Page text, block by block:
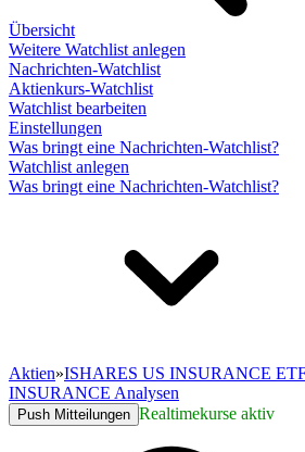
Übersicht
Weitere Watchlist anlegen
Nachrichten-Watchlist
Aktienkurs-Watchlist
Watchlist bearbeiten
Einstellungen
Was bringt eine Nachrichten-Watchlist?
Watchlist anlegen
Was bringt eine Nachrichten-Watchlist?
Aktien»ISHARES US INSURANCE
INSURANCE Analysen
Push Mitteilungen Realtimekurse aktiv